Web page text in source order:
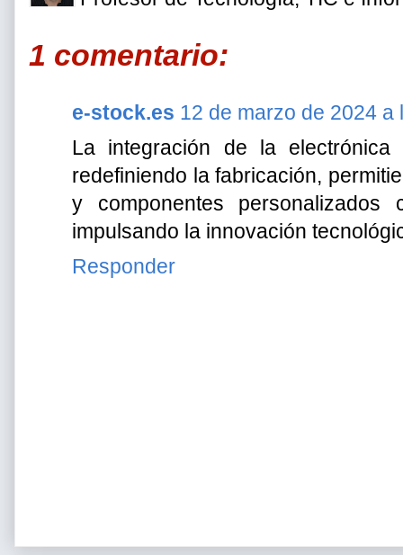
1 comentario:
e-stock.es 12 de marzo de 2024 a
La integración de la
redefiniendo la fabricación,
y componentes
impulsando la innovación
Responder